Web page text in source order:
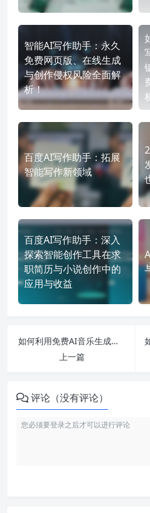
智能AI写作助手：永久
免费网页版、在线生成
与创作侵权风险全面解
析！
百度AI写作助手：拓展
智能写作新领域
百度AI写作助手：深入
探索智能创作工具在求
职简历与小说创作中的
应用与收益
如何利用免费AI音乐生成器与智能写作软件创作你的小说，探讨版权与收益问题！
上一篇
评论（没有评论）